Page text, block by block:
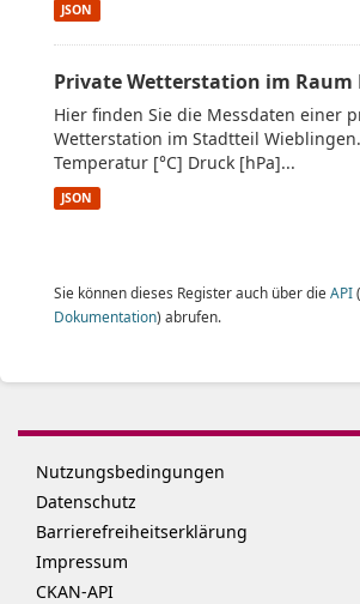
JSON
Private Wetterstation im Raum
Hier finden Sie die Messdaten einer
Wetterstation im Stadtteil
Temperatur [°C] Druck [hPa]...
JSON
Sie können dieses Register auch über die API
Dokumentation) abrufen.
Nutzungsbedingungen
Datenschutz
Barrierefreiheitserklärung
Impressum
CKAN-API